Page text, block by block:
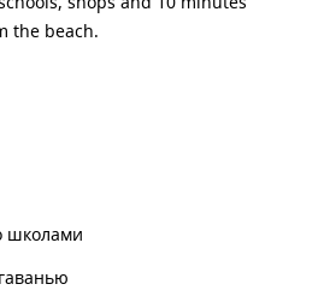
the beach.
школами